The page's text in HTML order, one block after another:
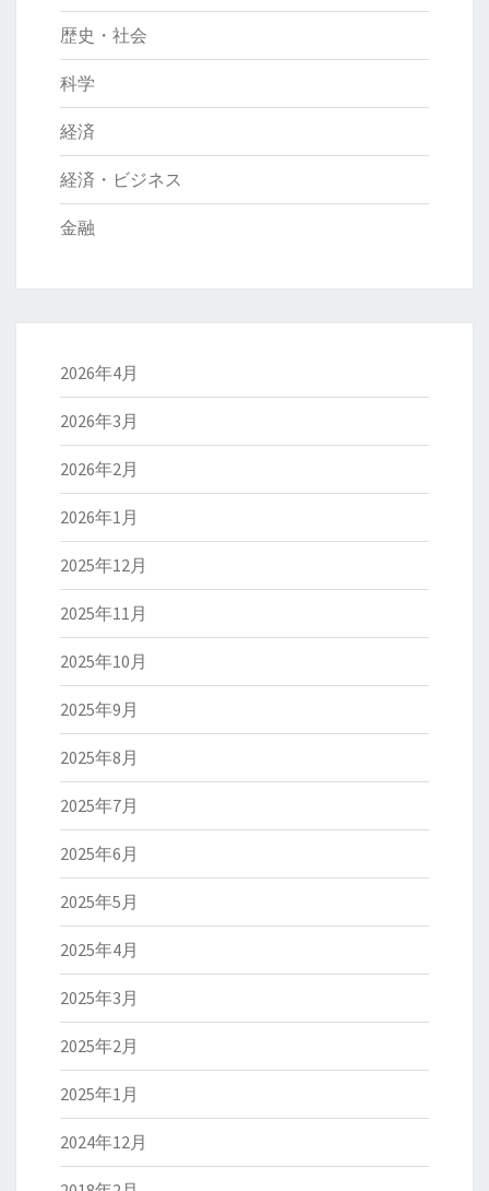
歴史・社会
科学
経済
経済・ビジネス
金融
2026年4月
2026年3月
2026年2月
2026年1月
2025年12月
2025年11月
2025年10月
2025年9月
2025年8月
2025年7月
2025年6月
2025年5月
2025年4月
2025年3月
2025年2月
2025年1月
2024年12月